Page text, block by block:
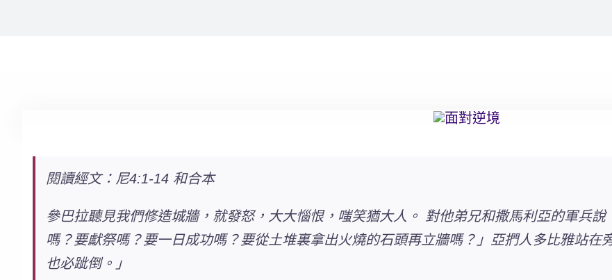
閱讀經文：尼4:1-14 和合本
參巴拉聽見我們修造城牆，就發怒，大大惱恨，嗤笑猶大人。 對他弟兄和撒馬利亞的軍兵
嗎？要獻祭嗎？要一日成功嗎？要從土堆裏拿出火燒的石頭再立牆嗎？」亞捫人多比雅站在
也必跐倒。」